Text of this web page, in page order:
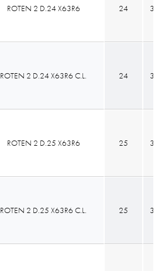
ROTEN 2 D.24 X63R6
ROTEN 2 D.24 X63R6 C.L.
ROTEN 2 D.25 X63R6
ROTEN 2 D.25 X63R6 C.L.
24 35,4
24 35,4
25 38,2
25 38,2